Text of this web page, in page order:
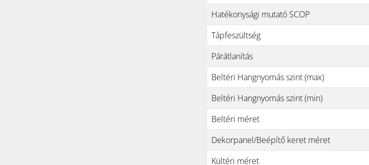
Hatékonysági mutató SCOP
Tápfeszültség
Párátlanítás
Beltéri Hangnyomás szint (max)
Beltéri Hangnyomás szint (min)
Beltéri méret
Dekorpanel/Beépítő keret méret
Kültéri méret